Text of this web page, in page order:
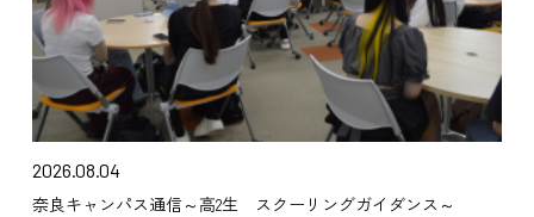
2026.08.04
奈良キャンパス通信～高2生 スクーリングガイダンス～